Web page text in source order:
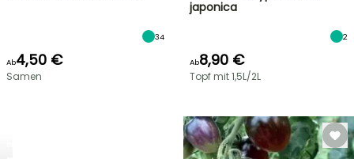
34
Ab4,50 €
Samen
japonica
2
Ab8,90 €
Topf mit 1,5L/2L